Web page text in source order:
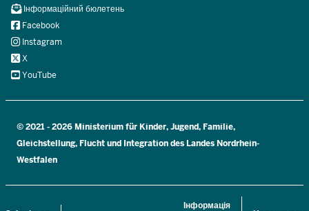
Інформація
Navi
Social
Інформаційний бюлетень
Facebook
Instagram
X
YouTube
© 2021 - 2026 Ministerium für Kinder, Jugend, Familie,
Gleichstellung, Flucht und Integration des Landes Nordrhein-
Westfalen